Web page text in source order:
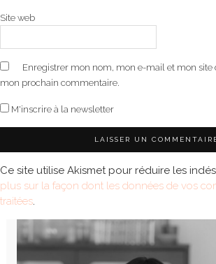
Site web
Enregistrer mon nom, mon e-mail et mon site
mon prochain commentaire.
M'inscrire à la newsletter
Ce site utilise Akismet pour réduire les
plus sur la façon dont les données de vos
traitées.